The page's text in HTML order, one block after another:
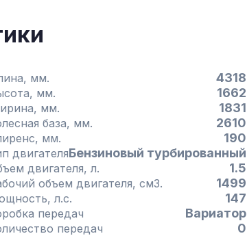
Длина, мм. 4318
Высота, мм. 1662
Ширина, мм. 1831
Колесная база, мм. 2610
Клиренс, мм. 190
Тип двигателяБензиновый турбированный
Объем двигателя, л. 1.5
Рабочий объем двигателя, см3. 1499
Мощность, л.с. 147
Коробка передач Вариатор
Количество передач 0